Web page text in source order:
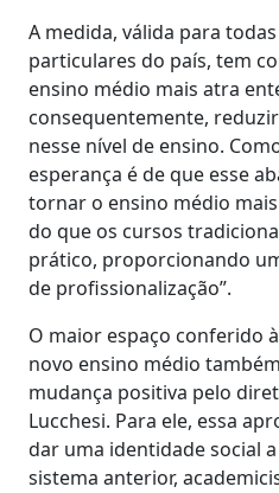
A medida, válida para
particulares do país, tem
ensino médio mais atra
consequentemente,
nesse nível de ensino.
esperança é de que esse
tornar o ensino médio
do que os cursos
prático, proporcionando
de profissionalização”.
O maior espaço conferido
novo ensino médio
mudança positiva pelo
Lucchesi. Para ele, essa
dar uma identidade social
sistema anterior,